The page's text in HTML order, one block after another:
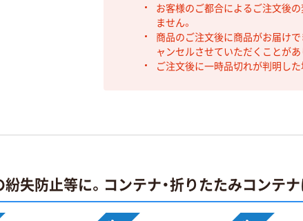
お客様のご都合によるご注文後の
ません。
商品のご注文後に商品がお届け
ャンセルさせていただくことがあ
ご注文後に一時品切れが判明した
紛失防止等に。コンテナ・折りたたみコンテ